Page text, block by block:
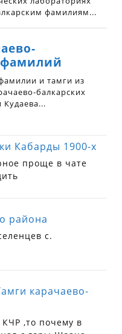
Кабарды 1900-х
проще в чате
района
с.
карачаево-
,то почему в